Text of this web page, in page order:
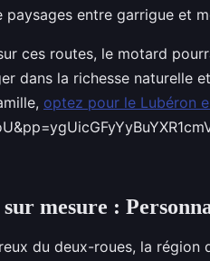
paysages entre garrigue et
ces routes, le motard
dans la richesse naturelle
optez pour le Lubéron
mesure :
du deux-roues, la